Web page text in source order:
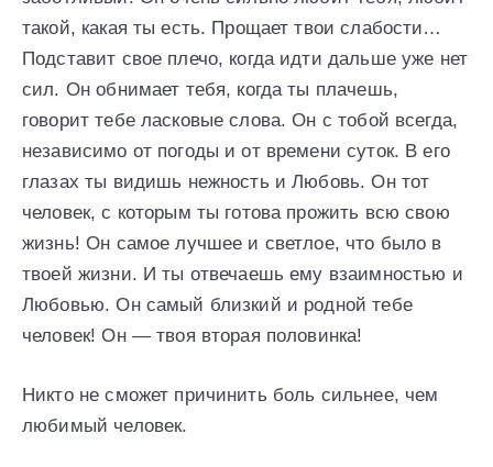
такой, какая ты есть. Прощает твои слабости…
Подставит свое плечо, когда идти дальше уже нет
сил. Он обнимает тебя, когда ты плачешь,
говорит тебе ласковые слова. Он с тобой всегда,
независимо от погоды и от времени суток. В его
глазах ты видишь нежность и Любовь. Он тот
человек, с которым ты готова прожить всю свою
жизнь! Он самое лучшее и светлое, что было в
твоей жизни. И ты отвечаешь ему взаимностью и
Любовью. Он самый близкий и родной тебе
человек! Он — твоя вторая половинка!
Никто не сможет причинить боль сильнее, чем
любимый человек.